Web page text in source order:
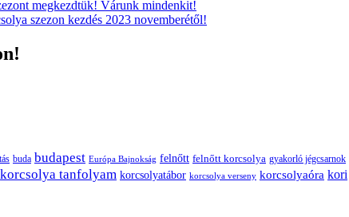
megkezdtük! Várunk mindenkit!
szezon kezdés 2023 novemberétől!
buda budapest Európa Bajnokság felnőtt felnőtt korcsolya gyakorló jégcsarnok
korcsolya tanfolyam korcsolyatábor korcsolya verseny korcsolyaóra kori